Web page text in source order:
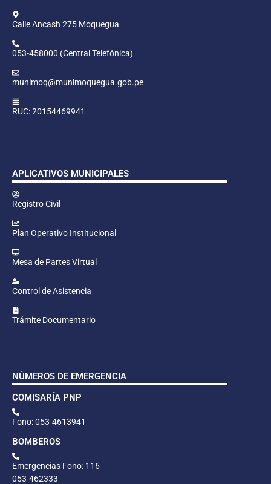
Calle Ancash 275 Moquegua
053-458000 (Central Telefónica)
munimoq@munimoquegua.gob.pe
RUC: 20154469941
APLICATIVOS MUNICIPALES
Registro Civil
Plan Operativo Institucional
Mesa de Partes Virtual
Control de Asistencia
Trámite Documentario
NÚMEROS DE EMERGENCIA
COMISARÍA PNP
Fono: 053-4613941
BOMBEROS
Emergencias Fono: 116
053-462333